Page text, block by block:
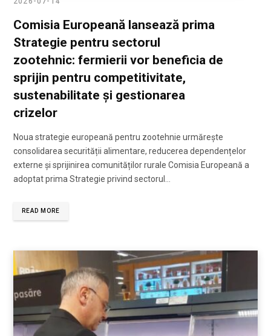
Comisia Europeană lansează prima
Strategie pentru sectorul
zootehnic: fermierii vor beneficia de
sprijin pentru competitivitate,
sustenabilitate și gestionarea
crizelor
Noua strategie europeană pentru zootehnie urmărește
consolidarea securității alimentare, reducerea dependențelor
externe și sprijinirea comunităților rurale Comisia Europeană a
adoptat prima Strategie privind sectorul…
READ MORE